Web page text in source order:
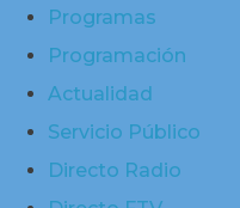
Programas
Programación
Actualidad
Servicio Público
Directo Radio